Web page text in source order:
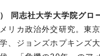
同志社大学大学院グロ
リカ政治外交研究。東
、ジョンズホプキンズ